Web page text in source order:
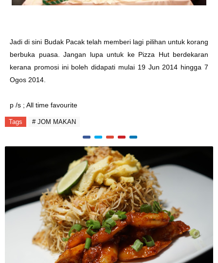
Jadi di sini Budak Pacak telah memberi lagi pilihan untuk korang
berbuka puasa. Jangan lupa untuk ke Pizza Hut berdekaran
kerana promosi ini boleh didapati mulai 19 Jun 2014 hingga 7
Ogos 2014.
p /s ; All time favourite
Tags # JOM MAKAN